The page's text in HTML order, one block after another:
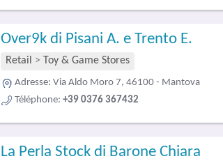
Over9k di Pisani A. e Trento E.
Retail > Toy & Game Stores
Adresse: Via Aldo Moro 7, 46100 - Mantova
Téléphone: +39 0376 367432
La Perla Stock di Barone Chiara